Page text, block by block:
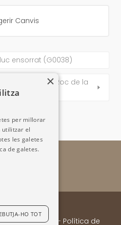
Canvis
ensorrat (G0038)
del camí del Roc de la
(G0041)
-Avís legal - Política de
×
per millorar
utilitzar el
les galetes
de galetes.
HO TOT